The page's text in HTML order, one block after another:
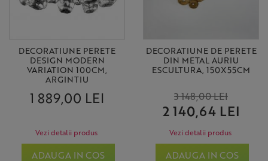
DECORATIUNE PERETE
DESIGN MODERN
VARIATION 100CM,
ARGINTIU
1 889,00 LEI
Vezi detalii produs
ADAUGA IN COS
DECORATIUNE DE PERETE
DIN METAL AURIU
ESCULTURA, 150X55CM
3 148,00 LEI
2 140,64 LEI
Vezi detalii produs
ADAUGA IN COS